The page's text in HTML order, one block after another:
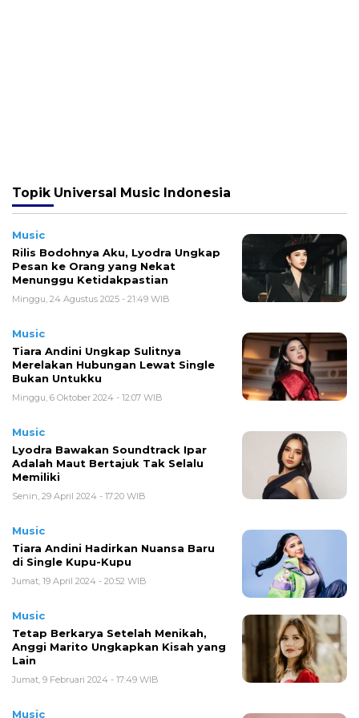
Topik Universal Music Indonesia
Music
Rilis Bodohnya Aku, Lyodra Ungkap
Pesan ke Orang yang Nekat
Menunggu Ketidakpastian
Minggu, 24 Agustus 2025 - 21:49 WIB
Music
Tiara Andini Ungkap Sulitnya
Merelakan Hubungan Lewat Single
Bukan Untukku
Minggu, 6 Oktober 2024 - 12:07 WIB
Music
Lyodra Bawakan Soundtrack Ipar
Adalah Maut Bertajuk Tak Selalu
Memiliki
Senin, 29 April 2024 - 17:20 WIB
Music
Tiara Andini Hadirkan Nuansa Baru
di Single Kupu-Kupu
Jumat, 19 April 2024 - 20:52 WIB
Music
Tetap Berkarya Setelah Menikah,
Anggi Marito Ungkapkan Kisah yang
Lain
Jumat, 9 Februari 2024 - 17:49 WIB
Music